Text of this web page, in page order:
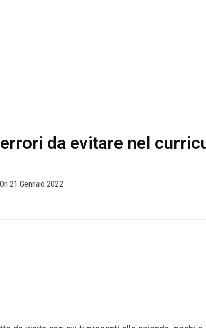
da evitare nel
21 Gennaio 2022